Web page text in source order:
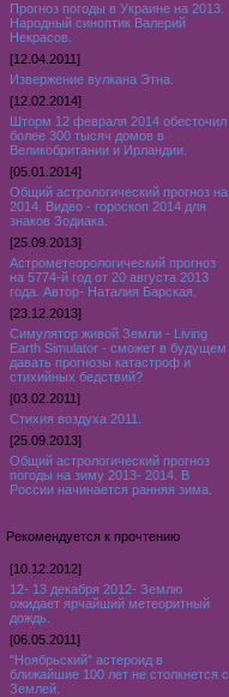
Прогноз погоды в Украине на 2013.
Народный синоптик Валерий
Некрасов.
[12.04.2011]
Извержение вулкана Этна.
[12.02.2014]
Шторм 12 февраля 2014 обесточил
более 300 тысяч домов в
Великобритании и Ирландии.
[05.01.2014]
Общий астрологический прогноз на
2014. Видео - гороскоп 2014 для
знаков Зодиака.
[25.09.2013]
Астрометеорологический прогноз
на 5774-й год от 20 августа 2013
года. Автор- Наталия Барская.
[23.12.2013]
Симулятор живой Земли - Living
Earth Simulator - сможет в будущем
давать прогнозы катастроф и
стихийных бедствий?
[03.02.2011]
Стихия воздуха 2011.
[25.09.2013]
Общий астрологический прогноз
погоды на зиму 2013- 2014. В
России начинается ранняя зима.
Рекомендуется к прочтению
[10.12.2012]
12- 13 декабря 2012- Землю
ожидает ярчайший метеоритный
дождь.
[06.05.2011]
"Ноябрьский" астероид в
ближайшие 100 лет не столкнется с
Землей.